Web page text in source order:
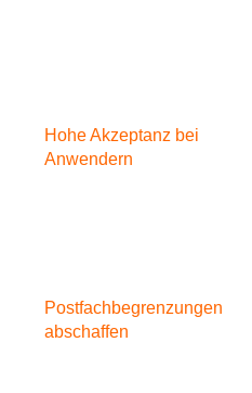
Hohe Akzeptanz bei
Anwendern
Postfachbegrenzungen
abschaffen